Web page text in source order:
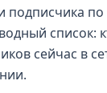
подписчика
список:
сейчас в